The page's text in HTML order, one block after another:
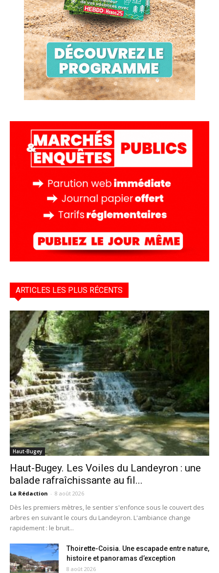
ARTICLES LES PLUS RÉCENTS
Haut-Bugey
Haut-Bugey. Les Voiles du Landeyron : une
balade rafraîchissante au fil...
La Rédaction - 8 août 2026
Dès les premiers mètres, le sentier s'enfonce sous le couvert des
arbres en suivant le cours du Landeyron. L'ambiance change
rapidement : le bruit...
Thoirette-Coisia. Une escapade entre nature,
histoire et panoramas d’exception
8 août 2026